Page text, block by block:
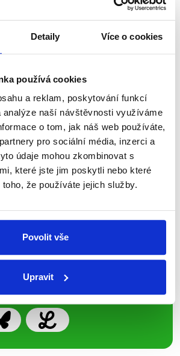
Detaily Více o cookies
používá cookies
a reklam, poskytování funkcí
analýze naší návštěvnosti využíváme
o tom, jak náš web používáte,
pro sociální média, inzerci a
údaje mohou zkombinovat s
které jste jim poskytli nebo které
že používáte jejich služby.
Povolit vše
Upravit
přinášíme
článků a analýz.
odebírat, a mějte tak
v Česku šíří.
WhatsApp
Sdílením našich
podpoříte naši